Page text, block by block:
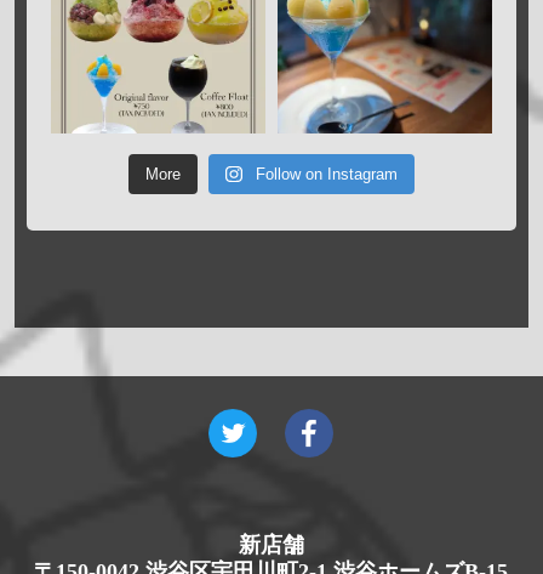
More Follow on Instagram
新店舗